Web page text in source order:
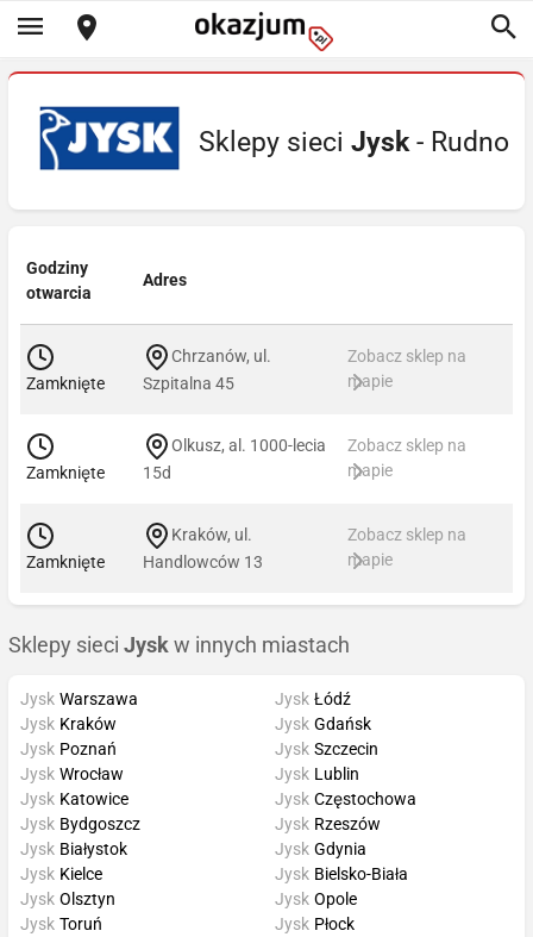
Sklepy sieci Jysk- Rudno
Godziny
otwarcia
Adres
Zamknięte
Chrzanów, ul.
Szpitalna 45
Zobacz sklep na
mapie
Zamknięte
Olkusz, al. 1000-lecia
15d
Zobacz sklep na
mapie
Zamknięte
Kraków, ul.
Handlowców 13
Zobacz sklep na
mapie
Sklepy sieci Jysk w innych miastach
Jysk Warszawa
Jysk Kraków
Jysk Poznań
Jysk Wrocław
Jysk Łódź
Jysk Gdańsk
Jysk Szczecin
Jysk Lublin
Jysk Katowice
Jysk Bydgoszcz
Jysk Białystok
Jysk Kielce
Jysk Częstochowa
Jysk Rzeszów
Jysk Gdynia
Jysk Bielsko-Biała
Jysk Olsztyn
Jysk Toruń
Jysk Opole
Jysk Płock